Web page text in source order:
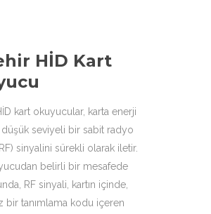
HİD Kart
kart okuyucular, karta enerji
seviyeli bir sabit radyo
sinyalini sürekli olarak iletir.
belirli bir mesafede
RF sinyali, kartın içinde,
bir tanımlama kodu içeren